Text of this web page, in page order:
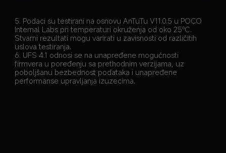
5. Podaci su testirani na osnovu AnTuTu V11.0.5 u POCO
Internal Labs pri temperaturi okruženja od oko 25℃.
Stvarni rezultati mogu varirati u zavisnosti od različitih
uslova testiranja.
6. UFS 4.1 odnosi se na unapređene mogućnosti
firmvera u poređenju sa prethodnim verzijama, uz
poboljšanu bezbednost podataka i unapređene
performanse upravljanja izuzecima.